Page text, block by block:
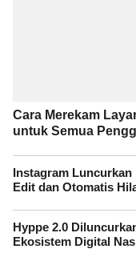
Cara Merekam
untuk Semua
Instagram
Edit dan Otomatis
Hyppe 2.0
Ekosistem Digital